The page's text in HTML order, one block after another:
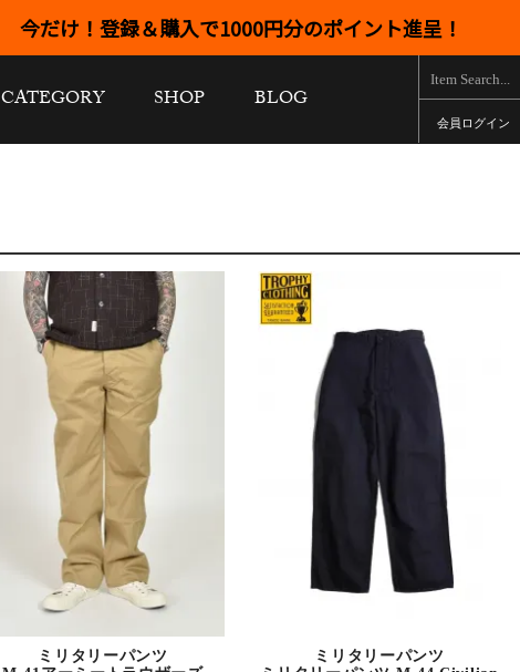
今だけ！登録＆購入で1000円分のポイント進呈！
CATEGORY SHOP BLOG
会員ログイン
ミリタリーパンツ
ミリタリーパンツ